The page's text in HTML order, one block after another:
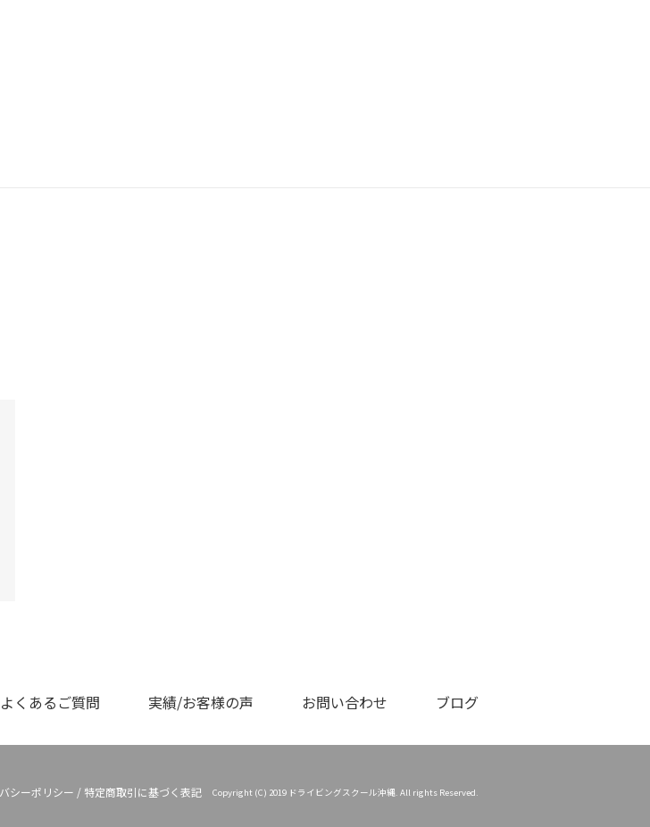
よくあるご質問 実績/お客様の声 お問い合わせ ブログ
シーポリシー / 特定商取引に基づく表記 Copyright (C) 2019 ドライビングスクール沖縄. All rights Reserved.